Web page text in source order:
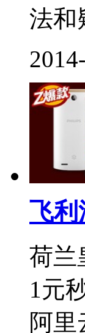
法和
飞利
荷兰
1元
阿里